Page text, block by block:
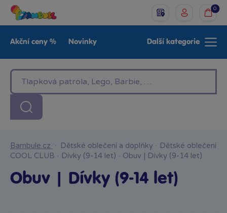
0
Akční ceny % Novinky
LEGO®
Baby Značky
Další kategorie
Bambule.cz · Dětské oblečení a doplňky · Dětské oblečení
COOL CLUB · Dívky (9-14 let) · Obuv | Dívky (9-14 let)
Obuv | Dívky (9-14 let)